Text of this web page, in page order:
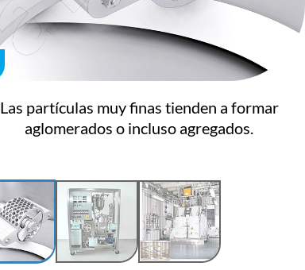
Las partículas muy finas tienden a formar
aglomerados o incluso agregados.